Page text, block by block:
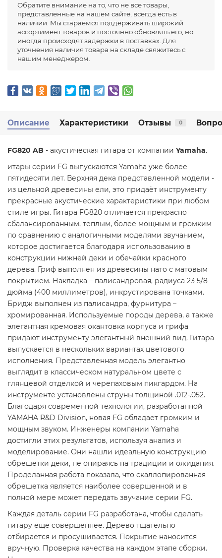
Обратите внимание на то, что не все товары,
представленные на нашем сайте, всегда есть в
наличии. Мы стараемся поддерживать широкий
ассортимент товаров и постоянно обновлять его, но
иногда происходят задержки в поставках. Для
уточнения наличия товара на складе свяжитесь с
нашим менеджером.
Описание Характеристики Отзывы 0
FG820 AB - акустическая гитара от компании Yamaha.
итары серии FG выпускаются Yamaha уже более
пятидесяти лет. Верхняя дека представленной модели -
из цельной древесины ели, это придаёт инструменту
прекрасные акустические характеристики при любом
стиле игры. Гитара FG820 отличается прекрасно
сбалансированным, тёплым, более мощным и громким
по сравнению с аналогичными моделями звучанием,
которое достигается благодаря использованию в
конструкции нижней деки и обечайки красного
дерева. Гриф выполнен из древесины нато с матовым
покрытием. Накладка – палисандровая, радиуса 23 5/8
дюйма (400 миллиметров), инкрустирована точками.
Бридж выполнен из палисандра, фурнитура –
хромированная. Используемые породы дерева, а также
элегантная кремовая окантовка корпуса и грифа
придают инструменту элегантный внешний вид. Гитара
выпускается в нескольких вариантах цветового
исполнения. Представленная модель элегантно
выглядит в классическом натуральном цвете с
глянцевой отделкой и черепаховым пикгардом. На
инструменте установлены струны толщиной .012-.052.
Благодаря современной технологии, разработанной
YAMAHA R&D Division, новая FG обладает громким и
мощным звуком. Инженеры компании Yamaha
достигли этих результатов, используя анализ и
моделирование. Они нашли идеальную конструкцию
обрешетки деки, не опираясь на традиции и ожидания.
Проделанная работа показала, что скаллопированная
обрешетка является наиболее совершенной и в
полной мере может передать звучание серии FG.
Каждая деталь серии FG разработана, чтобы сделать
гитару еще совершеннее. Дерево тщательно
отбирается и просушивается. Покрытие наносится
вручную. Проверка качества на каждом этапе сборки.